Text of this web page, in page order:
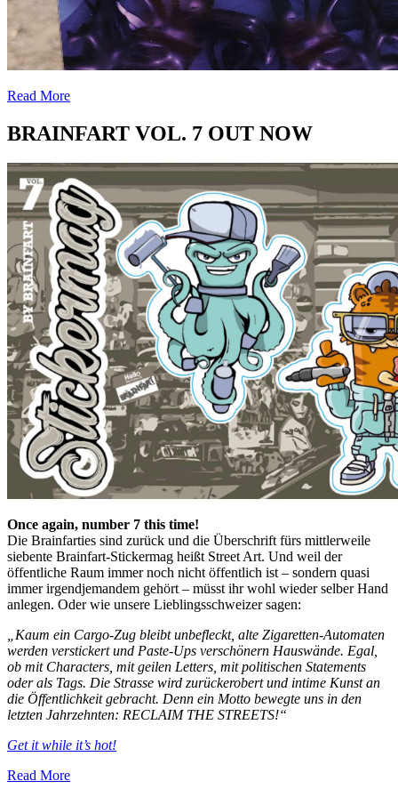
Read More
BRAINFART VOL. 7 OUT NOW
Once again, number 7 this time!
Die Brainfarties sind zurück und die Überschrift fürs mittlerweile
siebente Brainfart-Stickermag heißt Street Art. Und weil der
öffentliche Raum immer noch nicht öffentlich ist – sondern quasi
immer irgendjemandem gehört – müsst ihr wohl wieder selber Hand
anlegen. Oder wie unsere Lieblingsschweizer sagen:
„Kaum ein Cargo-Zug bleibt unbefleckt, alte Zigaretten-Automaten
werden verstickert und Paste-Ups verschönern Hauswände. Egal,
ob mit Characters, mit geilen Letters, mit politischen Statements
oder als Tags. Die Strasse wird zurückerobert und intime Kunst an
die Öffentlichkeit gebracht. Denn ein Motto bewegte uns in den
letzten Jahrzehnten: RECLAIM THE STREETS!“
Get it while it’s hot!
Read More